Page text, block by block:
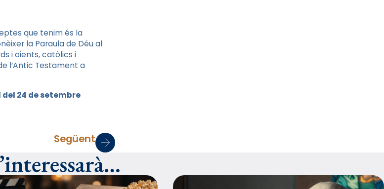
que tenim és la
la Paraula de Déu al
i oients, catòlics i
l’Antic Testament a
24 de setembre
Següent